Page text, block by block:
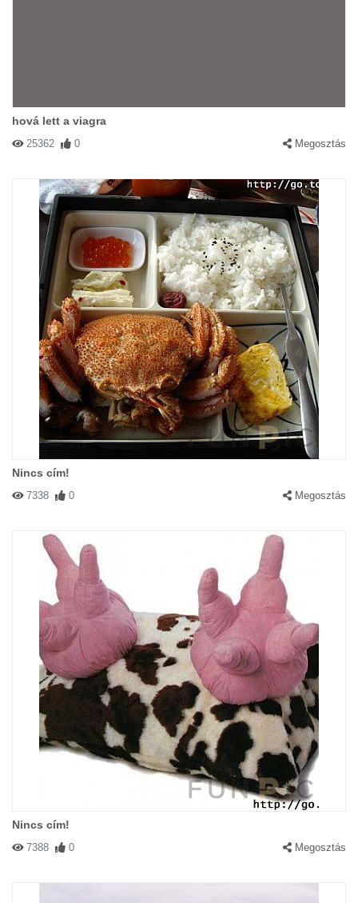
nagyon drágák a kis állatkák főleg a cicusok!
#46274 Lilike|2003-12-13 00:00:00| Válasz
Szerintem cuki a kép mert aranyosak az állatok.
#42929 Timóca|2003-11-27 00:00:00| Válasz
Nekem is lány dalmatám volt, de szerencsére ilyen eset nem
#41447 zéke| 2003-11-18 00:00:00| Válasz
Judy7! Ha valaha visszanézel ide: A nők is disznók! Sokszor a
nők teszik szét másnak a lábukat! Ahogy elnézem ez a dalmata is
egy nőstény!!! Én nem védem a fiúkat, mert azok közt is sok
disznó van, de a nők sem sokkal jobbak. Attól, hogy te és a
barátnőid mások vagytok, még nem jelenti azt, hogy minden nő
#33674 Pocok|2003-09-12 00:00:00| Válasz
hová lett a viagra
25362 0 Megosztás
Nincs cím!
7338 0 Megosztás
Nincs cím!
7388 0 Megosztás